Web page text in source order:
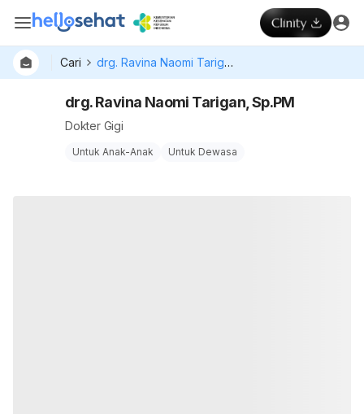
Cari drg. Ravina Naomi Tarigan, Sp.PM
drg. Ravina Naomi Tarigan, Sp.PM
Dokter Gigi
Untuk Anak-Anak Untuk Dewasa